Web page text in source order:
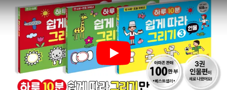
Play